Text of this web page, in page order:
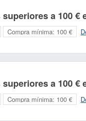
a 100 €
Compra mínima: 100 €
a 100 €
Compra mínima: 100 €